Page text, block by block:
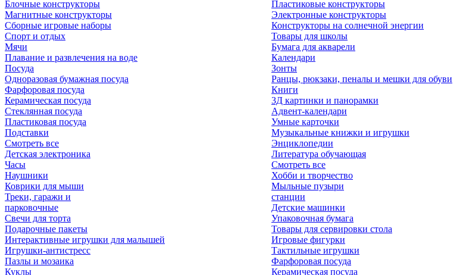
Блочные конструкторы
Магнитные конструкторы
Сборные игровые наборы
Пластиковые конструкторы
Электронные конструкторы
Конструкторы на солнечной энергии
Спорт и отдых
Мячи
Плавание и развлечения на воде
Посуда
Одноразовая бумажная посуда
Фарфоровая посуда
Керамическая посуда
Стеклянная посуда
Пластиковая посуда
Подставки
Смотреть все
Детская электроника
Часы
Наушники
Коврики для мыши
Товары для школы
Бумага для акварели
Календари
Зонты
Ранцы, рюкзаки, пеналы и мешки для обуви
Книги
3Д картинки и панорамки
Адвент-календари
Умные карточки
Музыкальные книжки и игрушки
Энциклопедии
Литература обучающая
Смотреть все
Хобби и творчество
Мыльные пузыри
Треки, гаражи и
парковочные
станции
Детские машинки
Свечи для торта
Подарочные пакеты
Упаковочная бумага
Товары для сервировки стола
Интерактивные игрушки для малышей
Игрушки-антистресс
Игровые фигурки
Тактильные игрушки
Пазлы и мозаика
Куклы
Фарфоровая посуда
Керамическая посуда